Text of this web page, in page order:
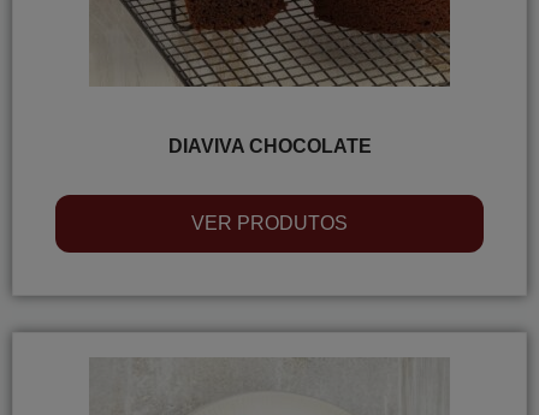
DIAVIVA CHOCOLATE
VER PRODUTOS